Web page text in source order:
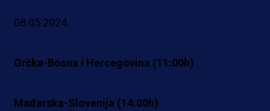
08.05.2024.
Grčka-Bosna i Hercegovina (11:00h)
Mađarska-Slovenija (14:00h)